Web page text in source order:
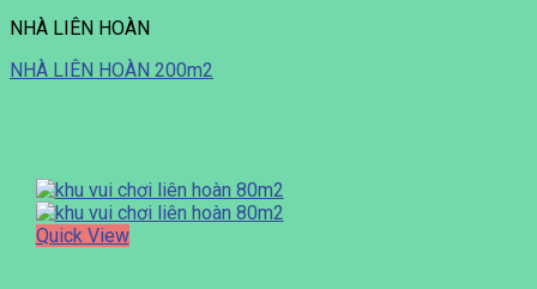
NHÀ LIÊN HOÀN
NHÀ LIÊN HOÀN 200m2
Quick View